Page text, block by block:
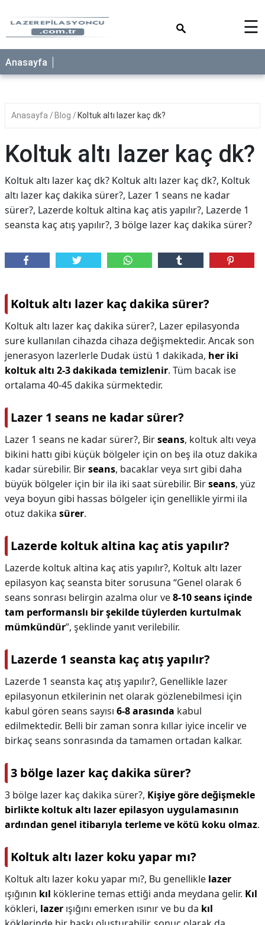
☰
Anasayfa
Anasayfa Blog Koltuk altı lazer kaç dk?
Koltuk altı lazer kaç dk?
Koltuk altı lazer kaç dk? Koltuk altı lazer kaç dk?, Koltuk
altı lazer kaç dakika sürer?, Lazer 1 seans ne kadar
sürer?, Lazerde koltuk altina kaç atis yapılır?, Lazerde 1
seansta kaç atış yapılır?, 3 bölge lazer kaç dakika sürer?
Koltuk altı lazer kaç dakika sürer?
Koltuk altı lazer kaç dakika sürer?, Lazer epilasyonda
sure kullanılan cihazda cihaza değişmektedir. Ancak son
jenerasyon lazerlerle Dudak üstü 1 dakikada, her iki
koltuk altı 2-3 dakikada temizlenir. Tüm bacak ise
ortalama 40-45 dakika sürmektedir.
Lazer 1 seans ne kadar sürer?
Lazer 1 seans ne kadar sürer?, Birseans, koltuk altı veya
bikini hattı gibi küçük bölgeler için on beş ila otuz dakika
kadar sürebilir. Birseans, bacaklar veya sırt gibi daha
büyük bölgeler için bir ila iki saat sürebilir. Birseans, yüz
veya boyun gibi hassas bölgeler için genellikle yirmi ila
otuz dakika sürer.
Lazerde koltuk altina kaç atis yapılır?
Lazerde koltuk altina kaç atis yapılır?, Koltuk altı lazer
epilasyon kaç seansta biter sorusuna “Genel olarak 6
seans sonrası belirgin azalma olur ve8-10 seans içinde
tam performanslı bir şekilde tüylerden kurtulmak
mümkündür”, şeklinde yanıt verilebilir.
Lazerde 1 seansta kaç atış yapılır?
Lazerde 1 seansta kaç atış yapılır?, Genellikle lazer
epilasyonun etkilerinin net olarak gözlenebilmesi için
kabul gören seans sayısı 6-8 arasında kabul
edilmektedir. Belli bir zaman sonra kıllar iyice incelir ve
birkaç seans sonrasında da tamamen ortadan kalkar.
3 bölge lazer kaç dakika sürer?
3 bölge lazer kaç dakika sürer?, Kişiye göre değişmekle
birlikte koltuk altı lazer epilasyon uygulamasının
ardından genel itibarıyla terleme ve kötü koku olmaz.
Koltuk altı lazer koku yapar mı?
Koltuk altı lazer koku yapar mı?, Bu genellikle lazer
ışığının kıl köklerine temas ettiği anda meydana gelir. Kıl
kökleri, lazer ışığını emerken ısınır ve bu da kıl